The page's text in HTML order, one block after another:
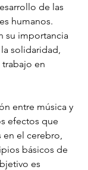
de las
humanos.
su importancia
solidaridad,
en
entre música y
efectos que
el cerebro,
básicos de
es